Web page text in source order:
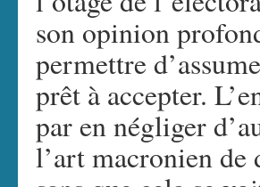
son opinion
permettre
prêt à accepter.
par en négliger
l’art macronien de